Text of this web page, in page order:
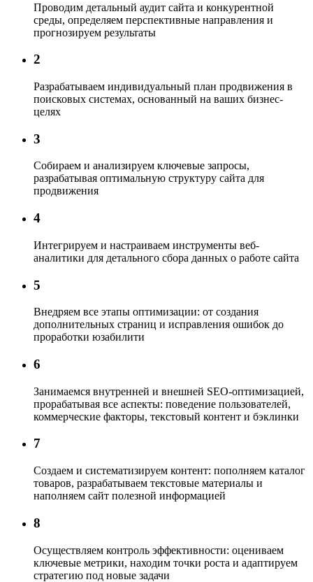
Проводим детальный аудит сайта и конкурентной
среды, определяем перспективные направления и
прогнозируем результаты
2
Разрабатываем индивидуальный план продвижения в
поисковых системах, основанный на ваших бизнес-
целях
3
Собираем и анализируем ключевые запросы,
разрабатывая оптимальную структуру сайта для
продвижения
4
Интегрируем и настраиваем инструменты веб-
аналитики для детального сбора данных о работе сайта
5
Внедряем все этапы оптимизации: от создания
дополнительных страниц и исправления ошибок до
проработки юзабилити
6
Занимаемся внутренней и внешней SEO-оптимизацией,
прорабатывая все аспекты: поведение пользователей,
коммерческие факторы, текстовый контент и бэклинки
7
Создаем и систематизируем контент: пополняем каталог
товаров, разрабатываем текстовые материалы и
наполняем сайт полезной информацией
8
Осуществляем контроль эффективности: оцениваем
ключевые метрики, находим точки роста и адаптируем
стратегию под новые задачи